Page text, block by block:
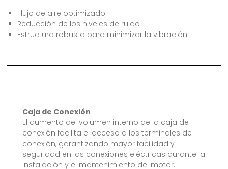
Flujo de aire optimizado
Reducción de los niveles de ruido
Estructura robusta para minimizar la vibración
Caja de Conexión
El aumento del volumen interno de la caja de
conexión facilita el acceso a los terminales de
conexión, garantizando mayor facilidad y
seguridad en las conexiones eléctricas durante la
instalación y el mantenimiento del motor.